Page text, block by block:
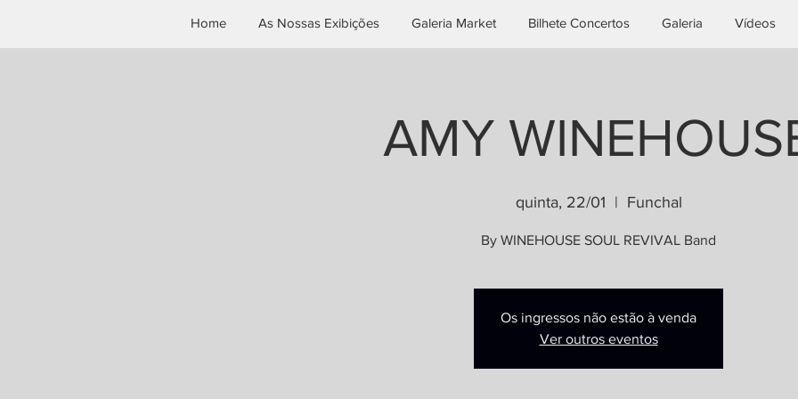
Home As Nossas Exibições Galeria Market Bilhete Concertos Galeria Vídeos
AMY
quinta, 22/01
  |
Funchal
By WINEHOUSE SOUL REVIVAL Band
Os ingressos não estão à venda
Ver outros eventos